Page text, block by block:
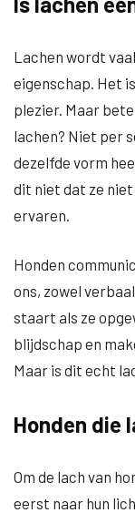
Lachen wordt
eigenschap. Het
plezier. Maar
lachen? Niet per
dezelfde vorm
dit niet dat ze
ervaren.
Honden
ons, zowel
staart als ze
blijdschap en
Maar is dit echt
Honden die
Om de lach van
eerst naar hun